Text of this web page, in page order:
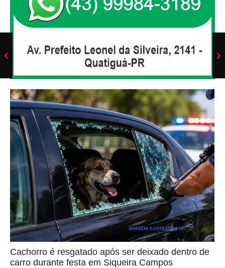
Cachorro é resgatado após ser deixado dentro de
carro durante festa em Siqueira Campos